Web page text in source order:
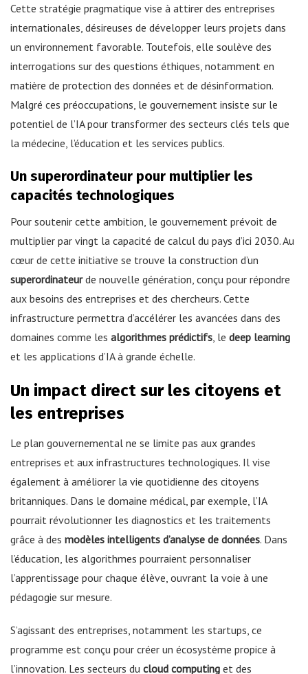
Cette stratégie pragmatique vise à attirer des entreprises
internationales, désireuses de développer leurs projets dans
un environnement favorable. Toutefois, elle soulève des
interrogations sur des questions éthiques, notamment en
matière de protection des données et de désinformation.
Malgré ces préoccupations, le gouvernement insiste sur le
potentiel de l’IA pour transformer des secteurs clés tels que
la médecine, l’éducation et les services publics.
Un superordinateur pour multiplier les
capacités technologiques
Pour soutenir cette ambition, le gouvernement prévoit de
multiplier par vingt la capacité de calcul du pays d’ici 2030. Au
cœur de cette initiative se trouve la construction d’un
superordinateurde nouvelle génération, conçu pour répondre
aux besoins des entreprises et des chercheurs. Cette
infrastructure permettra d’accélérer les avancées dans des
domaines comme les algorithmes prédictifs , le deep learning
et les applications d’IA à grande échelle.
Un impact direct sur les citoyens et
les entreprises
Le plan gouvernemental ne se limite pas aux grandes
entreprises et aux infrastructures technologiques. Il vise
également à améliorer la vie quotidienne des citoyens
britanniques. Dans le domaine médical, par exemple, l’IA
pourrait révolutionner les diagnostics et les traitements
grâce à des modèles intelligents d’analyse de données. Dans
l’éducation, les algorithmes pourraient personnaliser
l’apprentissage pour chaque élève, ouvrant la voie à une
pédagogie sur mesure.
S’agissant des entreprises, notamment les startups, ce
programme est conçu pour créer un écosystème propice à
l’innovation. Les secteurs du cloud computing et des